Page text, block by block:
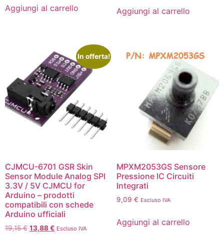
Aggiungi al carrello Aggiungi al carrello
In offerta!
CJMCU-6701 GSR Skin
Sensor Module Analog SPI
3.3V / 5V CJMCU for
Arduino – prodotti
compatibili con schede
Arduino ufficiali
19,15€ 13,88€ Escluso IVA
MPXM2053GS Sensore
Pressione IC Circuiti
Integrati
9,09 € Escluso IVA
Aggiungi al carrello